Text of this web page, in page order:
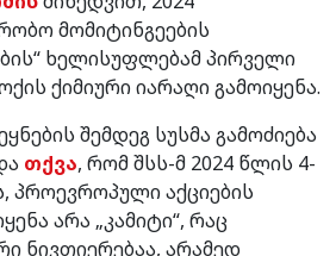
მომიტინგეების
ხელისუფლებამ პირველი
ქიმიური იარაღი გამოიყენა.
შემდეგ სუსმა გამოძიება
თქვა, რომ შსს-მ 2024 წლის 4-
პროევროპული აქციების
არა „კამიტი“, რაც
ნივთიერებაა, არამედ